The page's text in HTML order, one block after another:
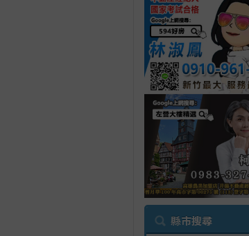
縣市搜尋